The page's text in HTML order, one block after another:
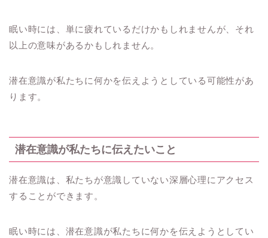
眠い時には、単に疲れているだけかもしれませんが、それ
以上の意味があるかもしれません。
潜在意識が私たちに何かを伝えようとしている可能性があ
ります。
潜在意識が私たちに伝えたいこと
潜在意識は、私たちが意識していない深層心理にアクセス
することができます。
眠い時には、潜在意識が私たちに何かを伝えようとしてい